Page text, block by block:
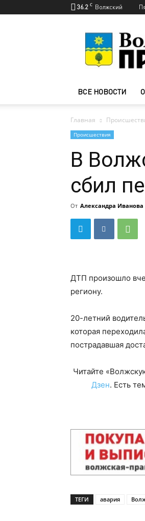
36.2 C Волжский
ВСЕ НОВОСТИ
Главная
Происшествия
В
сбил
От Александра Иванова
ДТП произошло
региону.
20-летний
которая
пострадавшая
Читайте
Дзен. Есть
ТЕГИ авария